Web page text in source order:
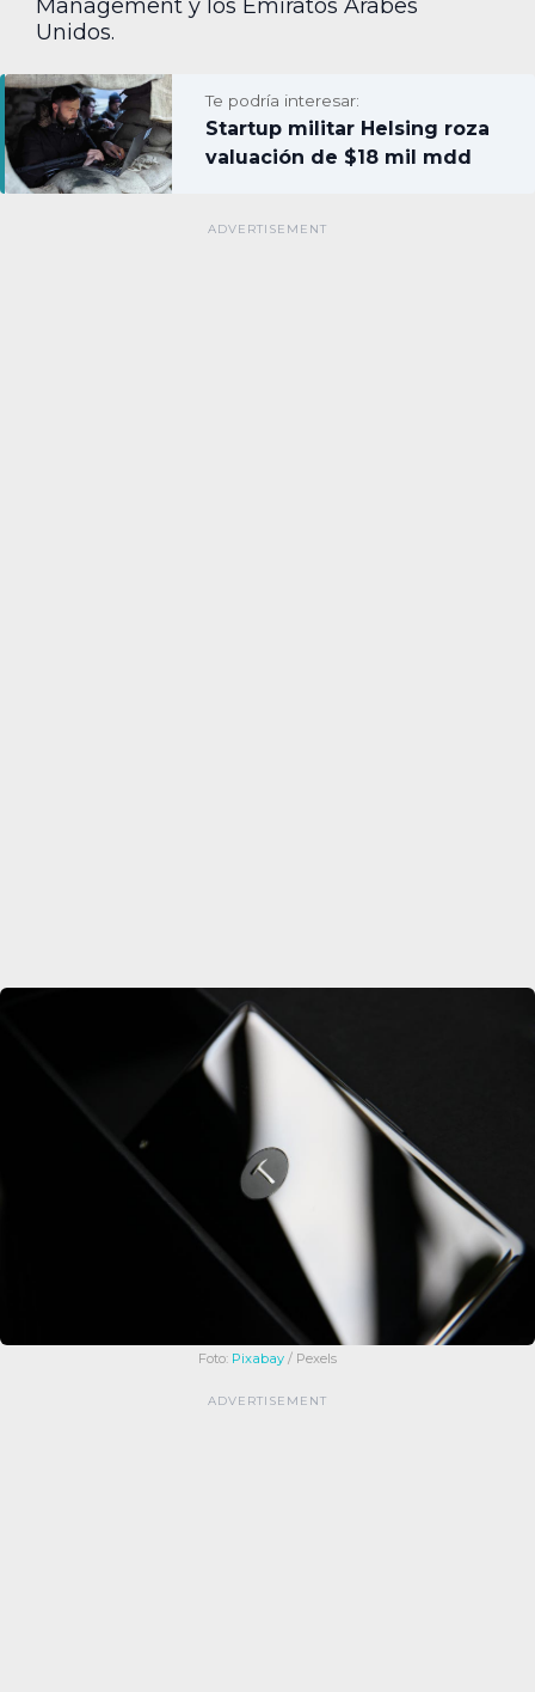
Management y los Emiratos Árabes
Unidos.
Te podría interesar:
Startup militar Helsing roza
valuación de $18 mil mdd
Foto: Pixabay / Pexels